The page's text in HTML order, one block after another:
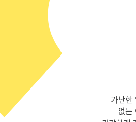
가난한
없는